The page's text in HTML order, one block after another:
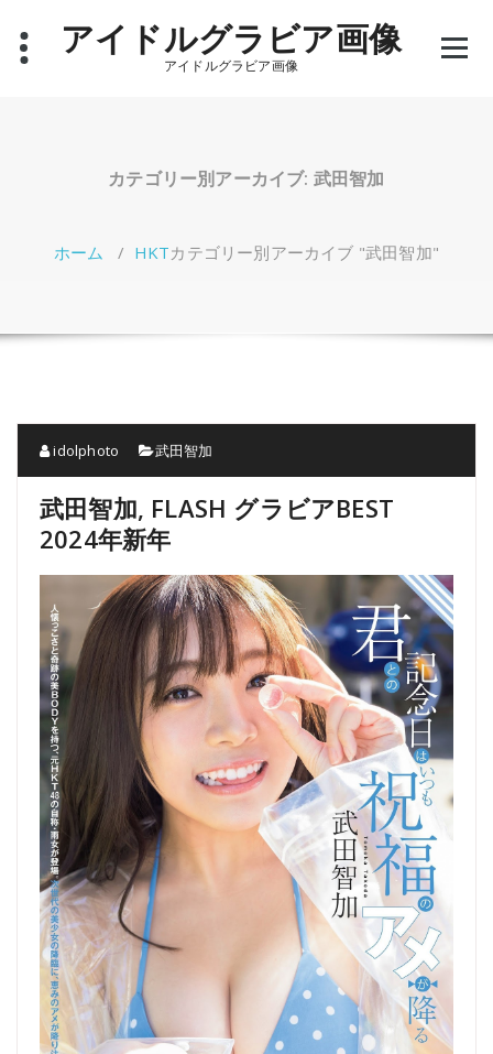
アイドルグラビア画像
アイドルグラビア画像
カテゴリー別アーカイブ: 武田智加
ホーム / HKTカテゴリー別アーカイブ "武田智加"
idolphoto 武田智加
武田智加, FLASH グラビアBEST
2024年新年